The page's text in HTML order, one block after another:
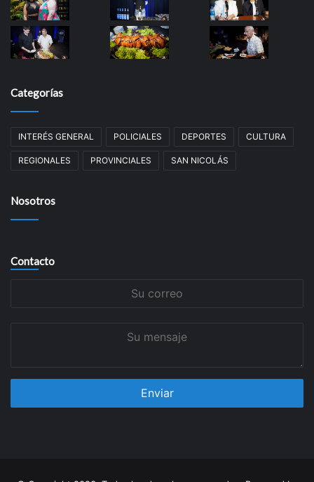
Categorías
INTERÉS GENERAL POLICIALES DEPORTES CULTURA
REGIONALES PROVINCIALES SAN NICOLÁS
Nosotros
Contacto